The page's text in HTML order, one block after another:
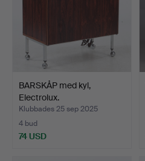
BARSKÅP med kyl,
Electrolux.
Klubbades 25 sep 2025
4 bud
74 USD